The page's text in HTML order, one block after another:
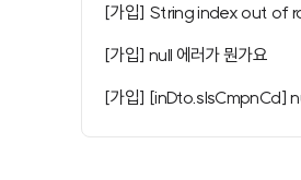
[가입] String index out of
[가입] null 에러가 뭔가요
[가입] [inDto.slsCmpnCd]